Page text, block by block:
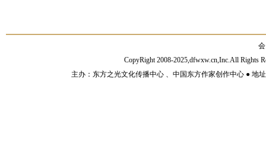
CopyRight 2008-2025,dfwxw.cn,Inc.All Rights
主办：东方之光文化传播中心 、中国东方作家创作中心 ● 地